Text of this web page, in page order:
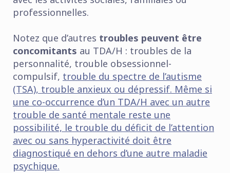
professionnelles.
Notez que d’autres troubles peuvent être
concomitants au TDA/H : troubles de la
personnalité, trouble obsessionnel-
compulsif, trouble du spectre de l’autisme
(TSA), trouble anxieux ou dépressif. Même si
une co-occurrence d’un TDA/H avec un autre
trouble de santé mentale reste une
possibilité, le trouble du déficit de l’attention
avec ou sans hyperactivité doit être
diagnostiqué en dehors d’une autre maladie
psychique.